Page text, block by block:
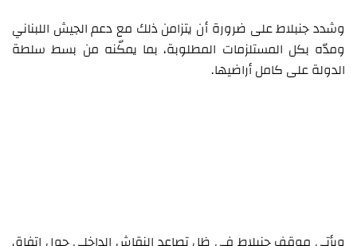
وشدد جنبلاط على ضرورة أن يتزامن ذلك مع دعم الجيش اللبناني
ومدّه بكل المستلزمات المطلوبة، بما يمكّنه من بسط سلطة
الدولة على كامل أراضيها.